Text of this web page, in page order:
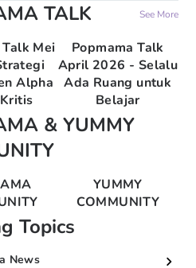
TALK See More
Mei
Alpha
Popmama Talk
April 2026 - Selalu
Ada Ruang untuk
Belajar
& YUMMY
YUMMY
COMMUNITY
Topics
News